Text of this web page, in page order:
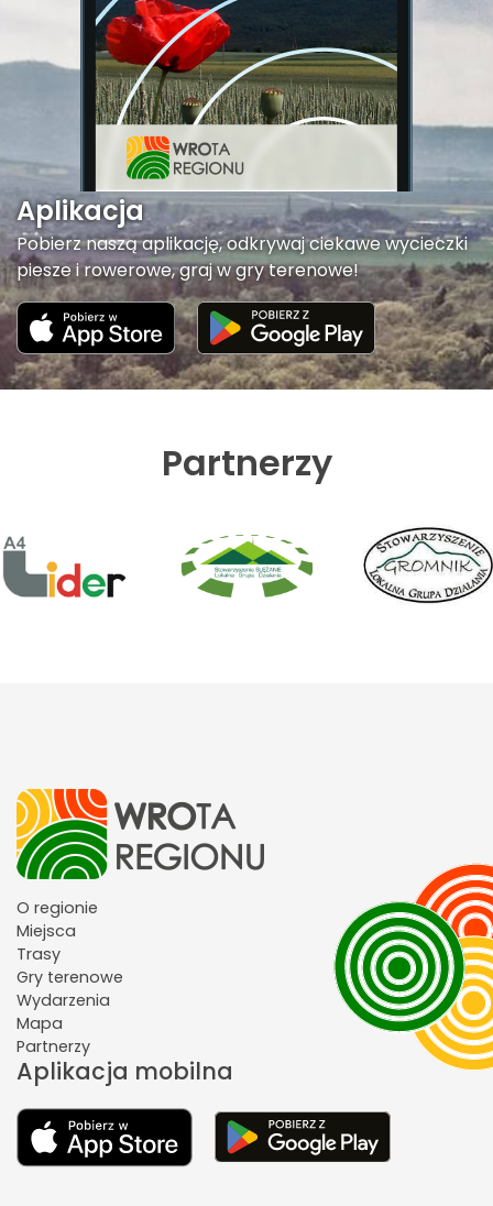
Aplikacja
Pobierz naszą aplikację, odkrywaj ciekawe wycieczki
piesze i rowerowe, graj w gry terenowe!
Partnerzy
O regionie
Miejsca
Trasy
Gry terenowe
Wydarzenia
Mapa
Partnerzy
Aplikacja mobilna